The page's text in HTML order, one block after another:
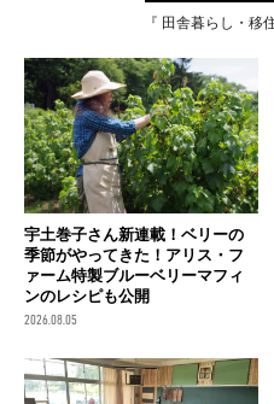
『 田舎暮らし・移
宇土巻子さん新連載！ベリーの
季節がやってきた！アリス・フ
ァーム特製ブルーベリーマフィ
ンのレシピも公開
2026.08.05